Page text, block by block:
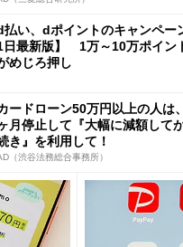
払い、dポイントのキャンペー
日最新版】 1万～10万ポイン
めじろ押し
ードローン50万円以上の人は
月停止して『大幅に減額して
き』を利用して！
（渋谷法務総合事務所）